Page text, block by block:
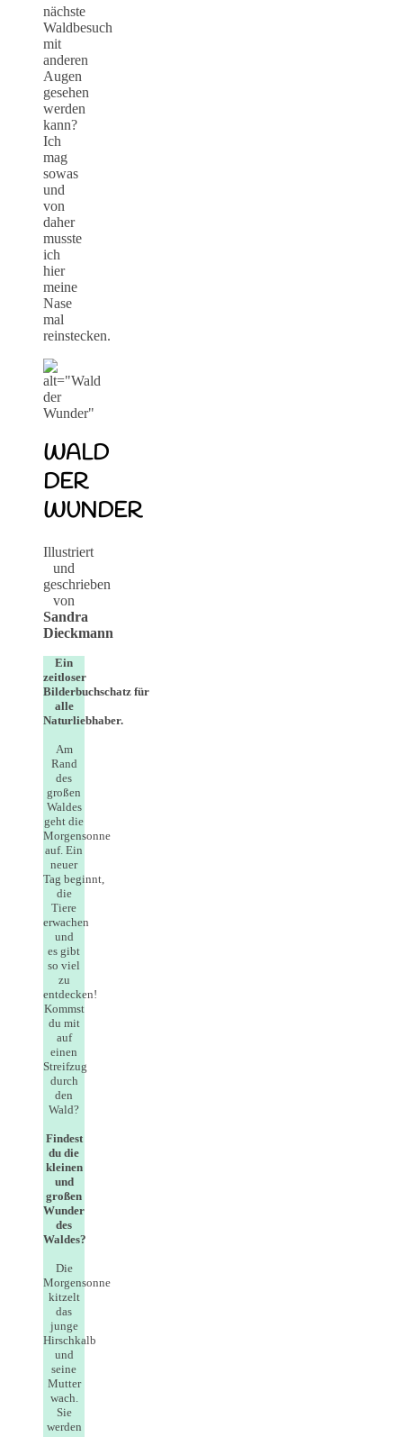
nächste
Waldbesuch
mit
anderen
Augen
gesehen
werden
kann?
Ich
mag
sowas
und
von
daher
musste
ich
hier
meine
Nase
mal
reinstecken.
WALD
DER
WUNDER
Illustriert
und
geschrieben
von
Sandra
Dieckmann
Ein
zeitloser
Bilderbuchschatz für
alle
Naturliebhaber.
Am
Rand
des
großen
Waldes
geht die
Morgensonne
auf. Ein
neuer
Tag beginnt,
die
Tiere
erwachen
und
es gibt
so viel
zu
entdecken!
Kommst
du mit
auf
einen
Streifzug
durch
den
Wald?
Findest
du die
kleinen
und
großen
Wunder
des
Waldes?
Die
Morgensonne
kitzelt
das
junge
Hirschkalb
und
seine
Mutter
wach.
Sie
werden